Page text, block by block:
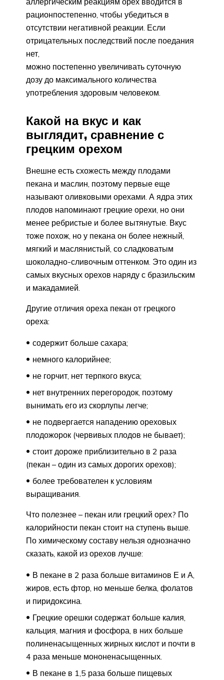
рационпостепенно, чтобы убедиться в
отсутствии негативной реакции. Если
отрицательных последствий после поедания
нет,
можно постепенно увеличивать суточную
дозу до максимального количества
употребления здоровым человеком.
Какой на вкус и как
выглядит, сравнение с
грецким орехом
Внешне есть схожесть между плодами
пекана и маслин, поэтому первые еще
называют оливковыми орехами. А ядра этих
плодов напоминают грецкие орехи, но они
менее ребристые и более вытянутые. Вкус
тоже похож, но у пекана он более нежный,
мягкий и маслянистый, со сладковатым
шоколадно-сливочным оттенком. Это один из
самых вкусных орехов наряду с бразильским
и макадамией.
Другие отличия ореха пекан от грецкого
ореха:
содержит больше сахара;
немного калорийнее;
не горчит, нет терпкого вкуса;
нет внутренних перегородок, поэтому
вынимать его из скорлупы легче;
не подвергается нападению ореховых
плодожорок (червивых плодов не бывает);
стоит дороже приблизительно в 2 раза
(пекан – один из самых дорогих орехов);
более требователен к условиям
выращивания.
Что полезнее – пекан или грецкий орех? По
калорийности пекан стоит на ступень выше.
По химическому составу нельзя однозначно
сказать, какой из орехов лучше:
В пекане в 2 раза больше витаминов Е и А,
жиров, есть фтор, но меньше белка, фолатов
и пиридоксина.
Грецкие орешки содержат больше калия,
кальция, магния и фосфора, в них больше
полиненасыщенных жирных кислот и почти в
4 раза меньше мононенасыщенных.
В пекане в 1,5 раза больше пищевых